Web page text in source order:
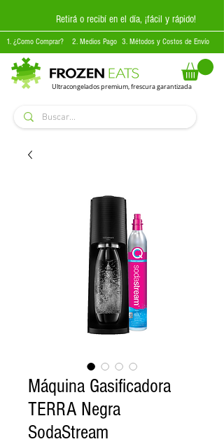
Retirá o recibí en el día, ¡fácil y rápido!
1. ¿Como Comprar? 2. Medios Pago 3. Métodos y Costos de Envío
Ultracongelados premium, frescura garantizada
Máquina Gasificadora
TERRA Negra
SodaStream